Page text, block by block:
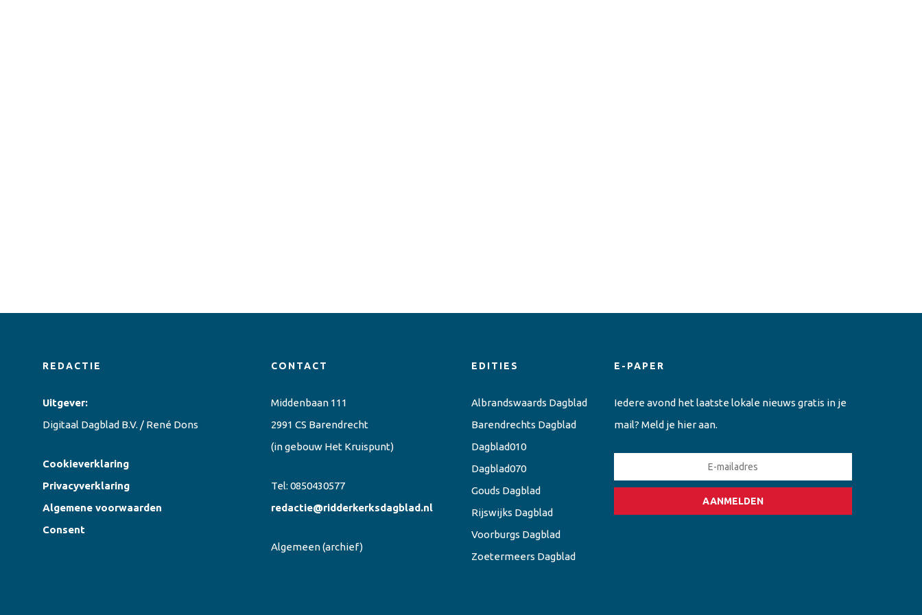
REDACTIE
Uitgever:
Digitaal Dagblad B.V. / René Dons
Cookieverklaring
Privacyverklaring
Algemene voorwaarden
Consent
CONTACT
Middenbaan 111
2991 CS Barendrecht
(in gebouw Het Kruispunt)
Tel: 0850430577
redactie@ridderkerksdagblad.nl
Algemeen(archief)
EDITIES
Albrandswaards Dagblad
Barendrechts Dagblad
Dagblad010
Dagblad070
Gouds Dagblad
Rijswijks Dagblad
Voorburgs Dagblad
Zoetermeers Dagblad
E-PAPER
Iedere avond het laatste lokale nieuws gratis in je
mail? Meld je hier aan.